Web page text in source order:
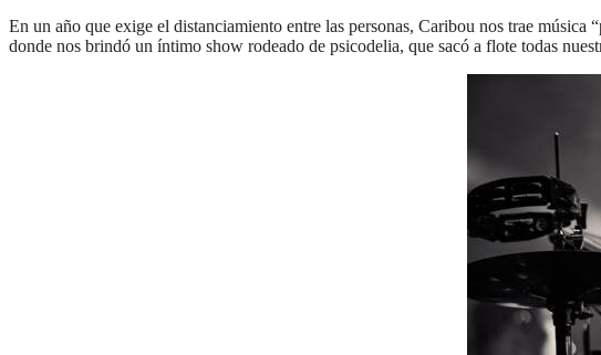
En un año que exige el distanciamiento entre las personas, Caribou nos trae
donde nos brindó un íntimo show rodeado de psicodelia, que sacó a flote todas